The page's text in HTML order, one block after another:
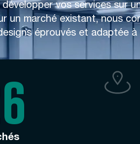
vos services sur
un marché existant, nous
éprouvés et adaptée à